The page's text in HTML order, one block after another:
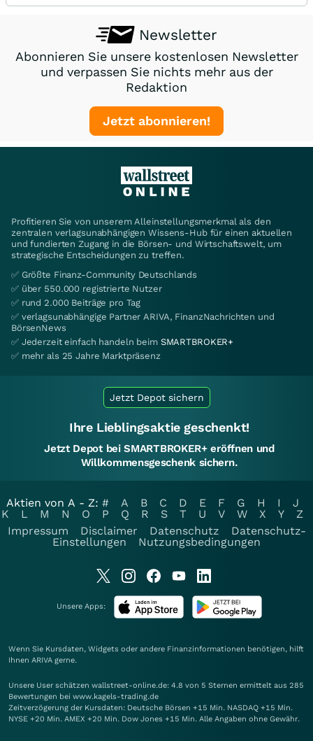
Newsletter
Abonnieren Sie unsere kostenlosen Newsletter
und verpassen Sie nichts mehr aus der
Redaktion
Jetzt abonnieren!
Profitieren Sie von unserem Alleinstellungsmerkmal als den
zentralen verlagsunabhängigen Wissens-Hub für einen aktuellen
und fundierten Zugang in die Börsen- und Wirtschaftswelt, um
strategische Entscheidungen zu treffen.
✅ Größte Finanz-Community Deutschlands
✅ über 550.000 registrierte Nutzer
✅ rund 2.000 Beiträge pro Tag
✅ verlagsunabhängige Partner ARIVA, FinanzNachrichten und
BörsenNews
✅ Jederzeit einfach handeln beim SMARTBROKER+
✅ mehr als 25 Jahre Marktpräsenz
Jetzt Depot sichern
Ihre Lieblingsaktie geschenkt!
Jetzt Depot bei SMARTBROKER+ eröffnen und
Willkommensgeschenk sichern.
Aktien von A - Z: # A B C D E F G H I
J
K
L M N O P Q R S T U V W X Y
Z
Impressum
Disclaimer Datenschutz
Datenschutz-
Einstellungen
Nutzungsbedingungen
Unsere Apps:
Wenn Sie Kursdaten, Widgets oder andere Finanzinformationen benötigen, hilft
Ihnen ARIVA gerne.
Unsere User schätzen wallstreet-online.de: 4.8 von 5 Sternen ermittelt aus 285
Bewertungen bei www.kagels-trading.de
Zeitverzögerung der Kursdaten: Deutsche Börsen +15 Min. NASDAQ +15 Min.
NYSE +20 Min. AMEX +20 Min. Dow Jones +15 Min. Alle Angaben ohne Gewähr.